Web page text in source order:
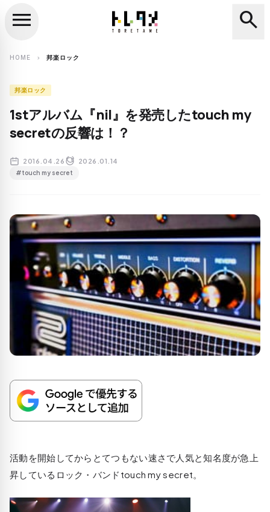
search
menu search
HOME chevron_right 邦楽ロック
邦楽ロック
1stアルバム『nil』を発売したtouch my
secretの反響は！？
2016.04.26 2026.01.14
#touch my secret
活動を開始してからとてつもない速さで人気と知名度が急上
昇しているロック・バンドtouch my secret。